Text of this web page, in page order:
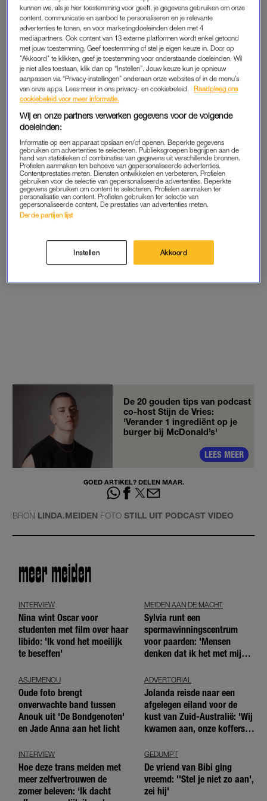
Anna van Borre is dit keer bij Lisa Volkers aangeschoven en
samen pluizen de meiden de media uit: want wat geloven we
nog van wat we online zien? Ze onthullen wat ze doen om
intelligent over te komen en Lisa vertelt over haar mega
awkward kroeg-confrontatie. Ook is er wéér iemand
vreemdgegaan, dusadvice needed. Oh ja, en Julia Heetman
vertelt hoe STOM! ze slavinken vindt.Interesting.
Benieuwd? Hieronder luister je de allernieuwste aflevering.
De 20 gouden tips van podcast
co-host Stijn de Vries:
'Verander 1 ingrediënt op je
burger bij McDonald’s'
LEES MEER
GOED ARTIKEL? DELEN MAAR.
BRON LINDA.MEIDEN FOTO STILL UIT PODCAST VIDEO
meer meiden
INTERVIEW
Nina wint Oscar voor
studenten met film over haar
libido: 'Ik vond het moeilijk
te beseffen'
MEIDEN AAN DE MACHT
Sylvia runt een
spermawinningscentrum
voor paarden: 'Mensen
denken dat ik het met mijn
ASJEMENOU
Oude foto brengt
onverwachte band tussen
Anouk uit 'De Bondgenoten'
en Jade Anna aan het licht
ADVERTORIAL
Jolanda reisde naar een
afgelegen eiland voor de
kust van Zuid-Australië: 'Wij
kwamen aan, onze koffers
INTERVIEW
Hoe deze trans meiden met
meer zelfvertrouwen de
zomer beleven: ‘Ik dacht
GEDUMPT
De vriend van Bibi ging
vreemd: ''Stel je niet zo aan',
zei hij'
kunnen we, als je hier toestemming voor geeft, je gegevens gebruiken om onze
content, communicatie en aanbod te personaliseren en je relevante
advertenties te tonen, en voor marketingdoeleinden delen met 4
mediapartners. Ook content van 13 externe platformen wordt enkel getoond
met jouw toestemming. Geef toestemming of stel je eigen keuze in. Door op
"Akkoord" te klikken, geef je toestemming voor onderstaande doeleinden. Wil
je niet alles toestaan, klik dan op “Instellen”. Jouw keuze kun je opnieuw
aanpassen via “Privacy-instellingen” onderaan onze websites of in de menu’s
van onze apps. Lees meer in ons privacy- en cookiebeleid.
Raadpleeg ons
cookiebeleid voor meer informatie.
Wij en onze partners verwerken gegevens voor de volgende
doeleinden:
Informatie op een apparaat opslaan en/of openen. Beperkte gegevens
gebruiken om advertenties te selecteren. Publieksgroepen begrijpen aan de
hand van statistieken of combinaties van gegevens uit verschillende bronnen.
Profielen aanmaken ten behoeve van gepersonaliseerde advertenties.
Contentprestaties meten. Diensten ontwikkelen en verbeteren. Profielen
gebruiken voor de selectie van gepersonaliseerde advertenties. Beperkte
gegevens gebruiken om content te selecteren. Profielen aanmaken ter
personalisatie van content. Profielen gebruiken ter selectie van
gepersonaliseerde content. De prestaties van advertenties meten.
Derde partijen lijst
Instellen Akkoord